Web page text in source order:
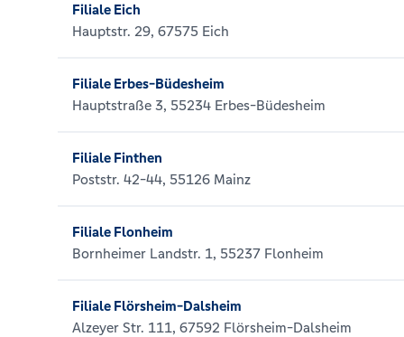
Filiale Eich
Hauptstr. 29, 67575 Eich
Filiale Erbes-Büdesheim
Hauptstraße 3, 55234 Erbes-Büdesheim
Filiale Finthen
Poststr. 42-44, 55126 Mainz
Filiale Flonheim
Bornheimer Landstr. 1, 55237 Flonheim
Filiale Flörsheim-Dalsheim
Alzeyer Str. 111, 67592 Flörsheim-Dalsheim